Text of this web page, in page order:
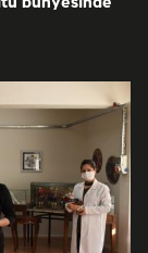
bünyesinde